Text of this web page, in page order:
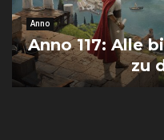
Anno
Anno 117: Alle
zu